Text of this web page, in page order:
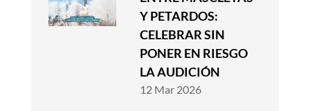
Y PETARDOS:
CELEBRAR SIN
PONER EN RIESGO
LA AUDICIÓN
12 Mar 2026